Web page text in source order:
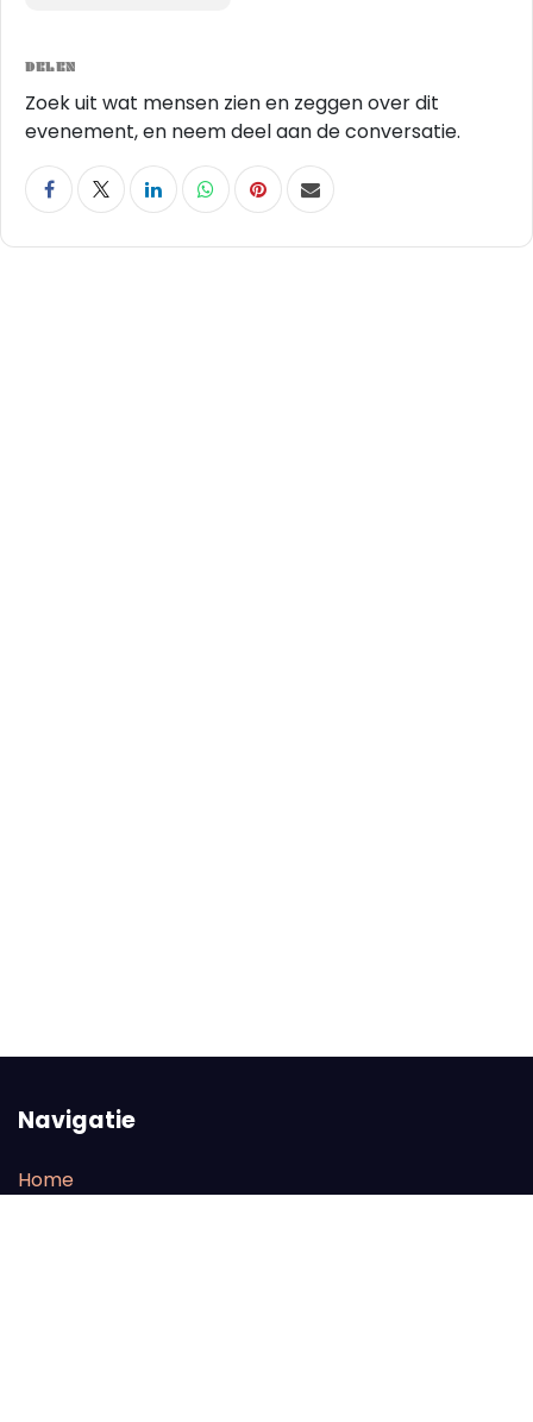
DELEN
Zoek uit wat mensen zien en zeggen over dit
evenement, en neem deel aan de conversatie.
Navigatie
Home